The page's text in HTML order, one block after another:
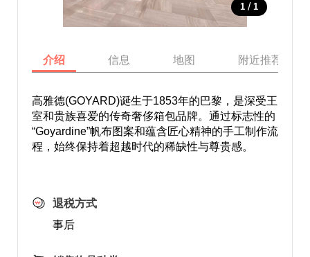
1 / 1
介绍 信息 地图 附近推荐景点
高雅德(GOYARD)诞生于1853年的巴黎，是深受王
室和贵族喜爱的传奇奢侈箱包品牌。通过标志性的
“Goyardine”帆布图案和蕴含匠心精神的手工制作流
程，始终保持着超越时代的稀缺性与尊贵感。
退税方式
事后